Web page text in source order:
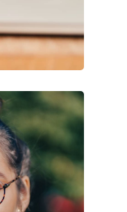
Pour femmes
Lunettes de vue
Moschino Love
MOL548 807 17 51